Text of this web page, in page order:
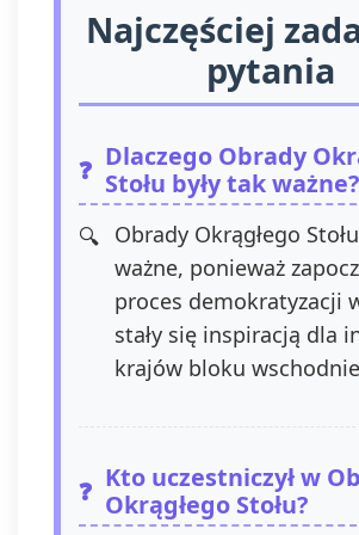
Administratorem na adres e-
admin@dyktanda.pl lub
przycisku "wypisz się"
się w wiadomościach e-mail od
Najczęściej
pytania
Dlaczego Obrady
Stołu były tak ważne?
Obrady Okrągłego
ważne, ponieważ
proces demokratyzacji
stały się inspiracją dla
krajów bloku
Kto uczestniczył w
Okrągłego Stołu?